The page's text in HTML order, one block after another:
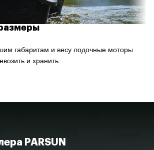
габаритам и весу лодочные моторы
и хранить.
PARSUN